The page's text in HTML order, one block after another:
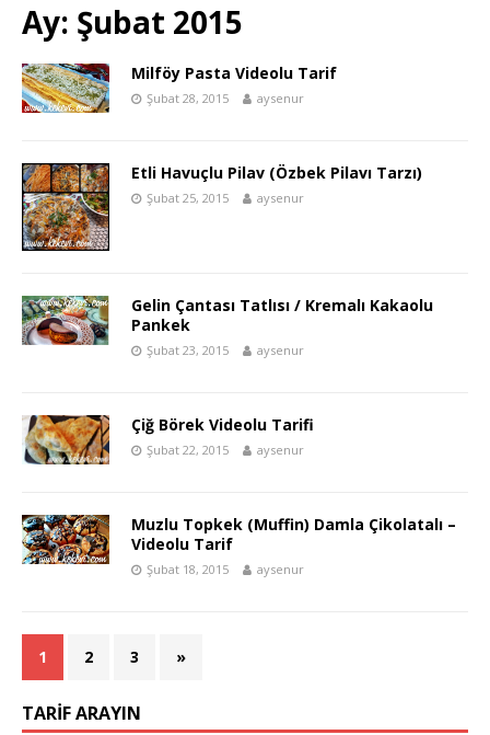
Ay: Şubat 2015
Milföy Pasta Videolu Tarif
Şubat 28, 2015 aysenur
Etli Havuçlu Pilav (Özbek Pilavı Tarzı)
Şubat 25, 2015 aysenur
Gelin Çantası Tatlısı / Kremalı Kakaolu
Pankek
Şubat 23, 2015 aysenur
Çiğ Börek Videolu Tarifi
Şubat 22, 2015 aysenur
Muzlu Topkek (Muffin) Damla Çikolatalı –
Videolu Tarif
Şubat 18, 2015 aysenur
1 2 3 »
TARIF ARAYIN